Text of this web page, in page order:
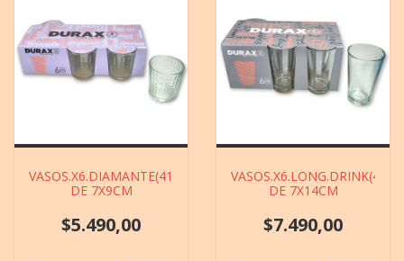
VASOS.X6.DIAMANTE(411742)250CM°D170.DURAX
DE 7X9CM
$5.490,00
DE 7X14CM
$7.490,00